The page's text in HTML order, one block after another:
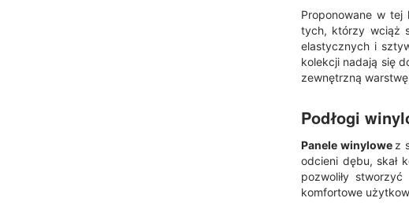
Proponowane w
tych, którzy wciąż
elastycznych i
kolekcji nadają się
zewnętrzną
Podłogi
Panele winylowe z
odcieni dębu, skał
pozwoliły
komfortowe